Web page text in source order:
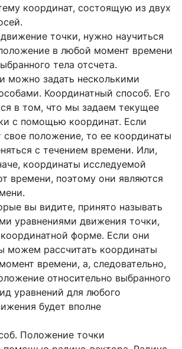
координат, состоящую из двух
точки, нужно научиться
в любой момент времени
тела отсчета.
можно задать несколькими
Координатный способ. Его
в том, что мы задаем текущее
с помощью координат. Если
свое положение, то ее координаты
с течением времени. Или,
координаты исследуемой
времени, поэтому они являются
вы видите, принято называть
уравнениями движения точки,
форме. Если они
можем рассчитать координаты
времени, а, следовательно,
относительно выбранного
уравнений для любого
будет вполне
Положение точки